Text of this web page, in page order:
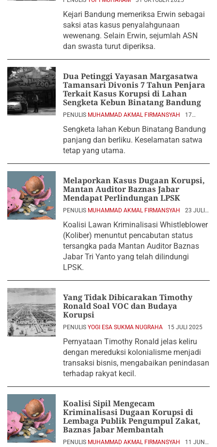
Kejari Bandung memeriksa Erwin sebagai
saksi atas kasus penyalahgunaan
wewenang. Selain Erwin, sejumlah ASN
dan swasta turut diperiksa.
Dua Petinggi Yayasan Margasatwa
Tamansari Divonis 7 Tahun Penjara
Terkait Kasus Korupsi di Lahan
Sengketa Kebun Binatang Bandung
PENULIS MUHAMMAD AKMAL FIRMANSYAH
17
Sengketa lahan Kebun Binatang Bandung
panjang dan berliku. Keselamatan satwa
tetap yang utama.
Melaporkan Kasus Dugaan Korupsi,
Mantan Auditor Baznas Jabar
Mendapat Perlindungan LPSK
PENULIS MUHAMMAD AKMAL FIRMANSYAH
23 JULI
Koalisi Lawan Kriminalisasi Whistleblower
(Koliber) menuntut pencabutan status
tersangka pada Mantan Auditor Baznas
Jabar Tri Yanto yang telah dilindungi
LPSK.
Yang Tidak Dibicarakan Timothy
Ronald Soal VOC dan Budaya
Korupsi
PENULIS YOGI ESA SUKMA NUGRAHA 15 JULI 2025
Pernyataan Timothy Ronald jelas keliru
dengan mereduksi kolonialisme menjadi
transaksi bisnis, mengabaikan penindasan
terhadap rakyat kecil.
Koalisi Sipil Mengecam
Kriminalisasi Dugaan Korupsi di
Lembaga Publik Pengumpul Zakat,
Baznas Jabar Membantah
PENULIS MUHAMMAD AKMAL FIRMANSYAH
11 JUNI